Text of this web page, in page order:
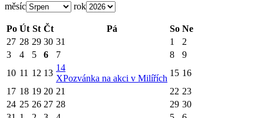
měsíc rok
Po Út St Čt Pá So Ne
27 28 29 30 31 1
2
3
4 5 6 7 8
9
10 11 12 13
14
XPozvánka na akci v Milířích
15 16
17 18 19 20 21 22 23
24 25 26 27 28 29 30